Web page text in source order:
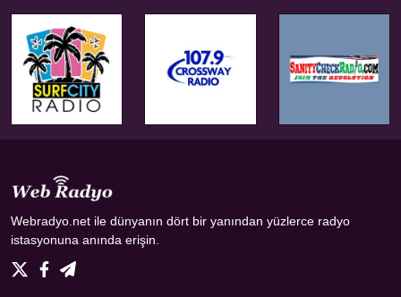
Webradyo.net ile dünyanın dört bir yanından yüzlerce radyo
istasyonuna anında erişin.